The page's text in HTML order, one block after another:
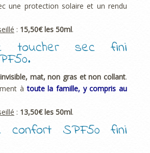
une protection solaire et un rendu
: 15,50€ les 50ml.
toucher sec fini
mat, non gras et non collant.
àtoute la famille, y compris au
: 13,50€ les 50ml.
confort SPF50 fini